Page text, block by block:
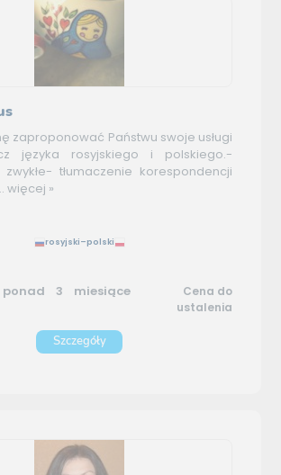
zaproponować Państwu swoje usługi
języka rosyjskiego i polskiego.-
zwykłe- tłumaczenie korespondencji
więcej »
rosyjski–polski
ponad 3 miesiące
Cena do
ustalenia
Szczegóły